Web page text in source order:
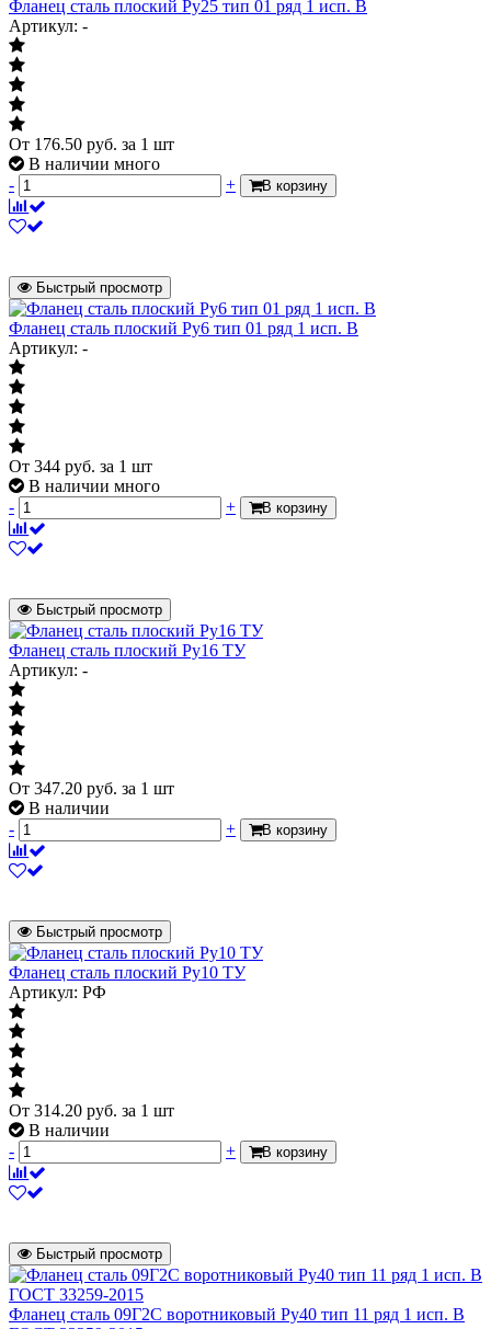
Фланец сталь плоский Ру25 тип 01 ряд 1 исп. B
Артикул: -
От 176.50 руб. за 1 шт
В наличии много
-
+ В корзину
Быстрый просмотр
Фланец сталь плоский Ру6 тип 01 ряд 1 исп. B
Артикул: -
От 344 руб. за 1 шт
В наличии много
-
+ В корзину
Быстрый просмотр
Фланец сталь плоский Ру16 ТУ
Артикул: -
От 347.20 руб. за 1 шт
В наличии
-
+ В корзину
Быстрый просмотр
Фланец сталь плоский Ру10 ТУ
Артикул: РФ
От 314.20 руб. за 1 шт
В наличии
-
+ В корзину
Быстрый просмотр
Фланец сталь 09Г2С воротниковый Ру40 тип 11 ряд 1 исп. B